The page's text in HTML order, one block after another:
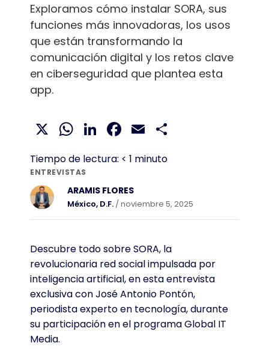
X WhatsApp
LinkedIn
Facebook
Email
Tiempo de lectura: < 1 minuto
ENTREVISTAS
Exploramos cómo instalar SORA, sus
funciones más innovadoras, los usos
que están transformando la
comunicación digital y los retos clave
en ciberseguridad que plantea esta
app.
ARAMIS FLORES
México, D.F. / noviembre 5, 2025
Descubre todo sobre SORA, la
revolucionaria red social impulsada por
inteligencia artificial, en esta entrevista
exclusiva con José Antonio Pontón,
periodista experto en tecnología, durante
su participación en el programa Global IT
Media.